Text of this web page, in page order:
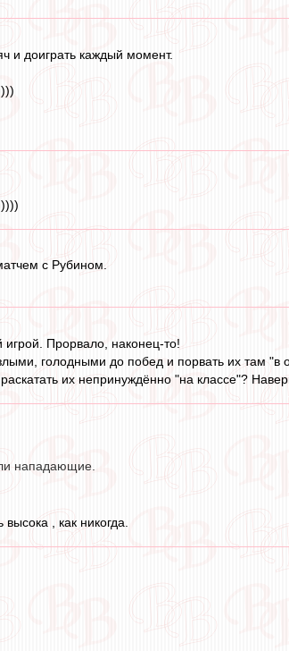
и доиграть каждый момент.
с Рубином.
Прорвало, наконец-то!
голодными до побед и порвать их там "в
их непринуждённо "на классе"?
нападающие.
, как никогда.